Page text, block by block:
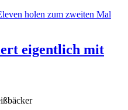
holen zum zweiten Mal
eigentlich mit